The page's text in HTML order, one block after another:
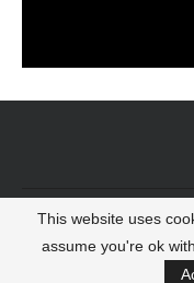
© 2022 -
This website uses
assume you're ok